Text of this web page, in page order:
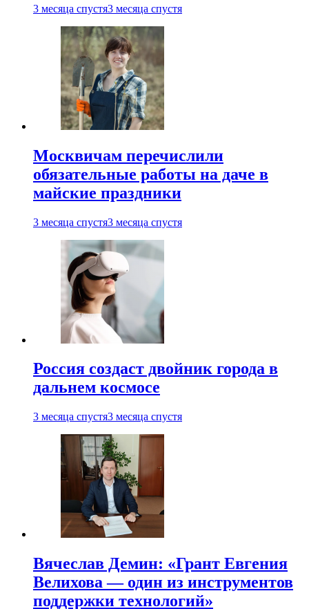
3 месяца спустя3 месяца спустя
Москвичам перечислили
обязательные работы на даче в
майские праздники
3 месяца спустя3 месяца спустя
Россия создаст двойник города в
дальнем космосе
3 месяца спустя3 месяца спустя
Вячеслав Демин: «Грант Евгения
Велихова — один из инструментов
поддержки технологий»